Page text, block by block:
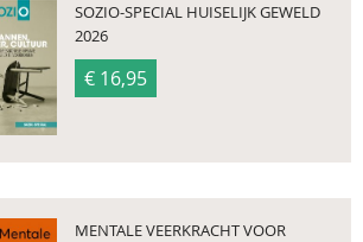
SOZIO-SPECIAL HUISELIJK GEWELD
2026
€ 16,95
MENTALE VEERKRACHT VOOR